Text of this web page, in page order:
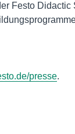
Festo Didactic
presse.